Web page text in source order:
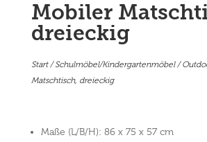
Mobiler
dreieckig
Start/Schulmöbel/Kindergartenmöbel/
Matschtisch, dreieckig
Maße (L/B/H): 86 x 75 x 57 cm